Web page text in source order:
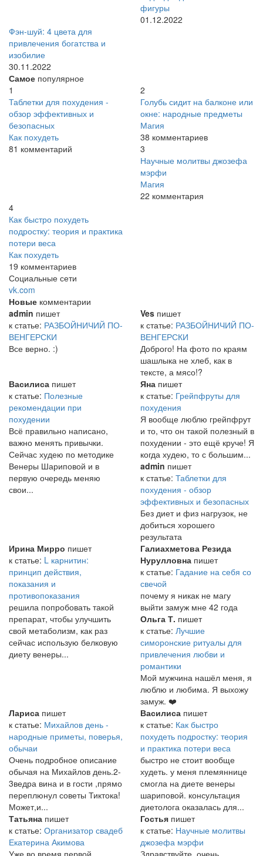
фигуры
01.12.2022
Фэн-шуй: 4 цвета для
привлечения богатства и
изобилие
30.11.2022
Самое популярное
1
Таблетки для похудения -
обзор эффективных и
безопасных
Как похудеть
81 комментарий
2
Голубь сидит на балконе или
окне: народные предметы
Магия
38 комментариев
3
Научные молитвы джозефа
мэрфи
Магия
22 комментария
4
Как быстро похудеть
подростку: теория и практика
потери веса
Как похудеть
19 комментариев
Социальные сети
vk.com
Новые комментарии
admin пишет
к статье: РАЗБОЙНИЧИЙ ПО-
ВЕНГЕРСКИ
Все верно. :)
Ves пишет
к статье: РАЗБОЙНИЧИЙ ПО-
ВЕНГЕРСКИ
Доброго! На фото по краям
шашлыка не хлеб, как в
тексте, а мясо!?
Василиса пишет
к статье: Полезные
рекомендации при
похудении
Всё правильно написано,
важно менять привычки.
Сейчас худею по методике
Венеры Шариповой и в
первую очередь меняю
свои...
Яна пишет
к статье: Грейпфруты для
похудения
Я вообще люблю грейпфрут
и то, что он такой полезный в
похудении - это ещё круче! Я
когда худею, то с большим...
admin пишет
к статье: Таблетки для
похудения - обзор
эффективных и безопасных
Без диет и физ нагрузок, не
добиться хорошего
результата
Ирина Мирро пишет
к статье: L карнитин:
принцип действия,
показания и
противопоказания
решила попробовать такой
препарат, чтобы улучшить
свой метаболизм, как раз
сейчас использую белковую
диету венеры...
Галиахметова Резида
Нурулловна пишет
к статье: Гадание на себя со
свечой
почему я никак не магу
выйти замуж мне 42 года
Ольга Т. пишет
к статье: Лучшие
симоронские ритуалы для
привлечения любви и
романтики
Мой мужчина нашёл меня, я
люблю и любима. Я выхожу
замуж. ❤️
Лариса пишет
к статье: Михайлов день -
народные приметы, поверья,
обычаи
Очень подробное описание
обычая на Михайлов день.2-
3ведра вина и в гости ,прямо
переплюнул советы Тиктока!
Может,и...
Василиса пишет
к статье: Как быстро
похудеть подростку: теория
и практика потери веса
быстро не стоит вообще
худеть. у меня племяннице
смогла на диете венеры
шариповой. консультация
диетолога оказалась для...
Татьяна пишет
к статье: Организатор свадеб
Екатерина Акимова
Гостья пишет
к статье: Научные молитвы
джозефа мэрфи